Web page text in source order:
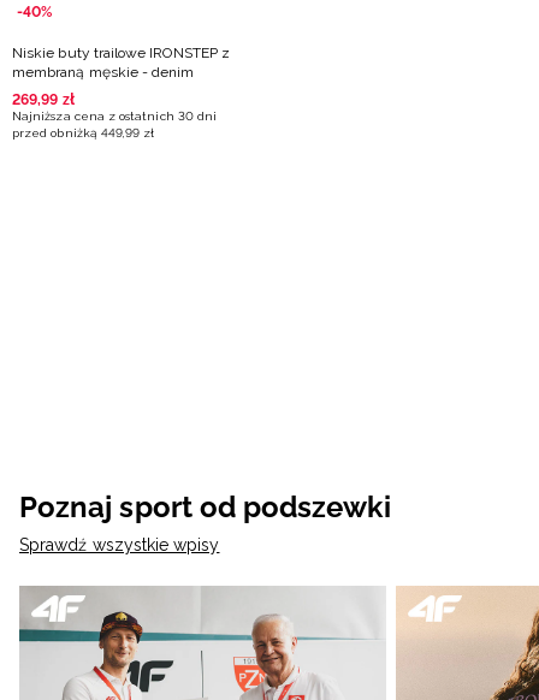
-40%
Niskie buty trailowe IRONSTEP z
membraną męskie - denim
269,99 zł
Najniższa cena z ostatnich 30 dni
przed obniżką 449,99 zł
Poznaj sport od podszewki
Sprawdź wszystkie wpisy